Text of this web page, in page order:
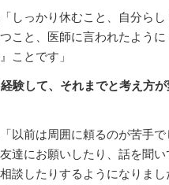
しっかり休むこと、自分ら
こと、医師に言われたよう
ことです」
験して、それまでと考え方
以前は周囲に頼るのが苦手
達にお願いしたり、話を聞
談したりするようになりまし